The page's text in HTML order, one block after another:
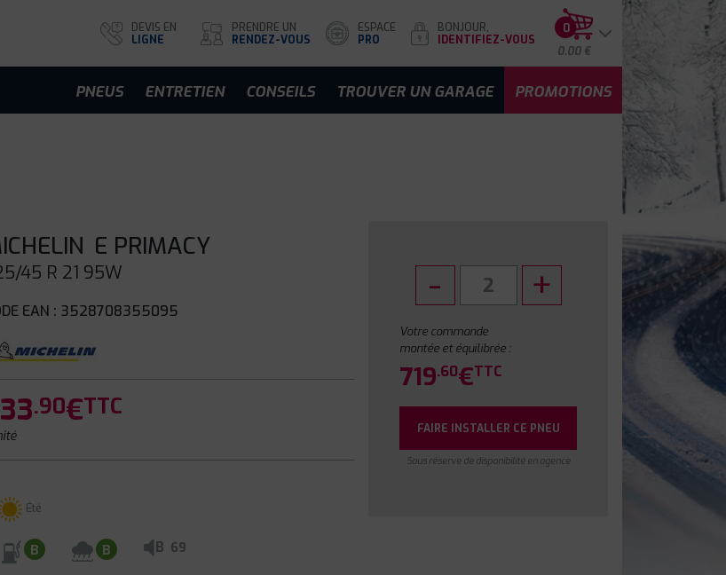
DEVIS EN
LIGNE
PRENDRE UN
RENDEZ-VOUS
ESPACE
PRO
BONJOUR,
IDENTIFIEZ-VOUS
0
0.00 €
PNEUS ENTRETIEN CONSEILS TROUVER UN GARAGE PROMOTIONS
E PRIMACY
45 R 21 95W
EAN : 3528708355095
.90€TTC
Été
B B B 69
Votre commande
montée et équilibrée :
719.60€TTC
FAIRE INSTALLER CE PNEU
Sous réserve de disponibilité en agence